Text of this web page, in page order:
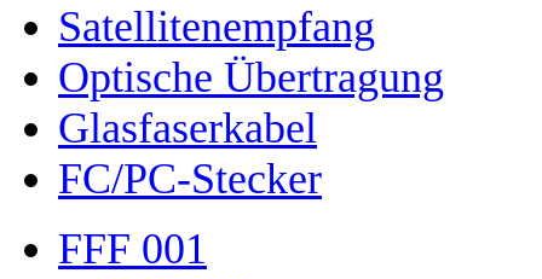
Satellitenempfang
Optische Übertragung
Glasfaserkabel
FC/PC-Stecker
FFF 001